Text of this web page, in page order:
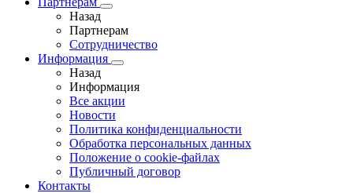
Назад
Партнерам
Сотрудничество
Информация
Назад
Информация
Все акции
Новости
Политика конфиденциальности
Обработка персональных данных
Положение о cookie-файлах
Публичный договор
Контакты